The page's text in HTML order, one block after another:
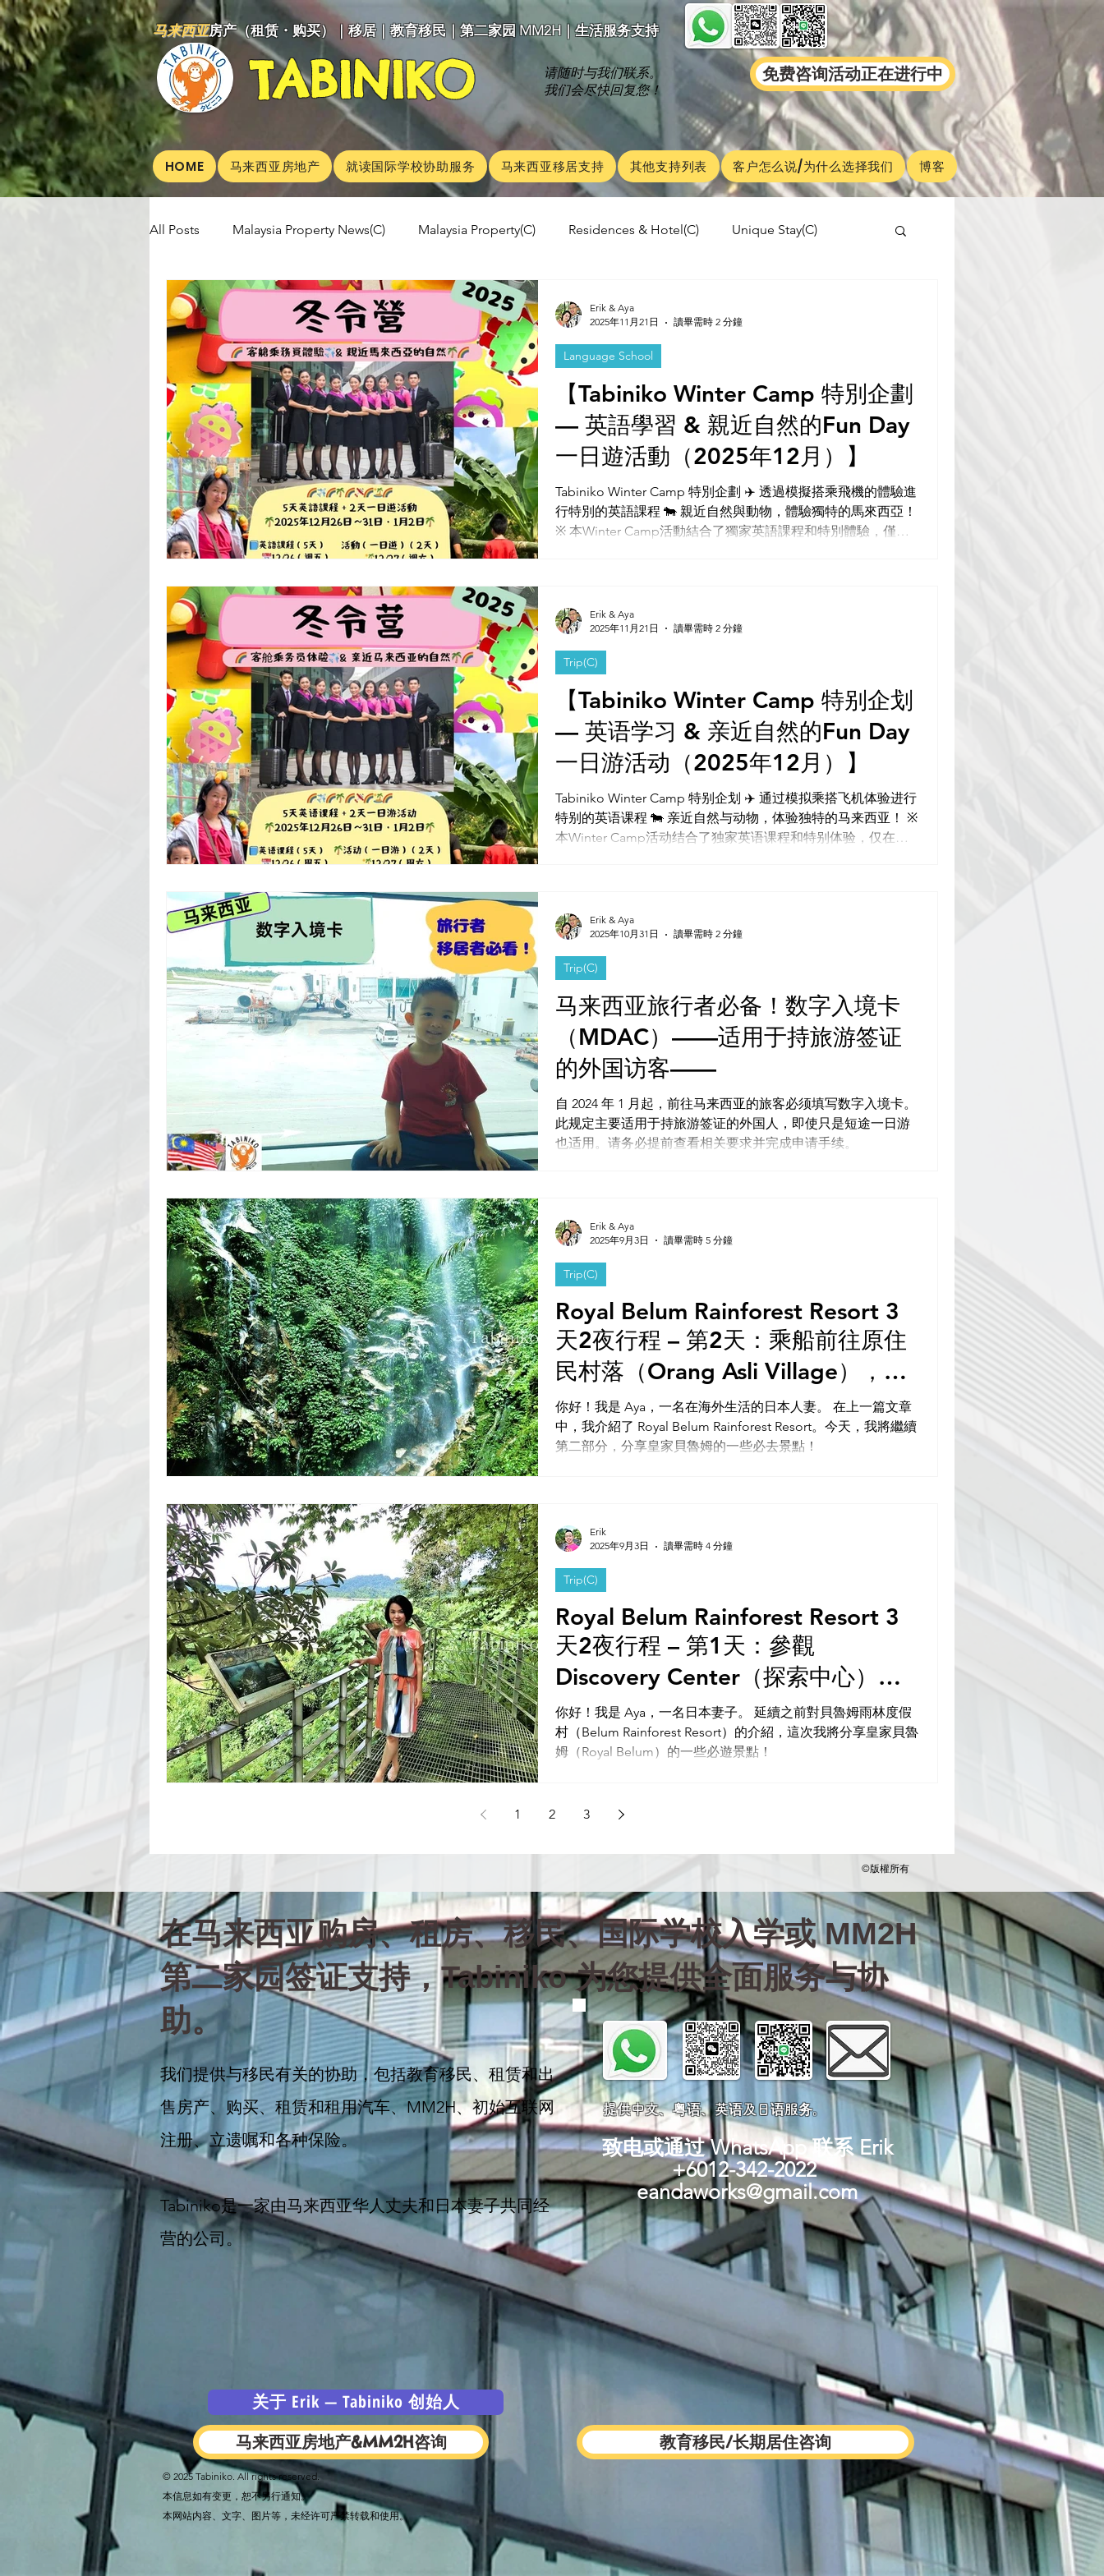
马来西亚房产（租赁・购买）｜移居｜教育移民｜第二家园 MM2H｜生活服务支持
TABINIKO
请随时与我们联系。
我们会尽快回复您！
免费咨询活动正在进行中
HOME 马来西亚房地产 就读国际学校协助服务 马来西亚移居支持 其他支持列表 客户怎么说/为什么选择我们 博客
All Posts Malaysia Property News(C) Malaysia Property(C) Residences & Hotel(C) Unique Stay(C)
Aunty Aya Blog(C) Aunty Aya's kitchen(C) Trip(C)
Event Workshop(C) International School(C) University Malaysia News
【Tabiniko Winter Camp 特別企劃
— 英語學習 & 親近自然的Fun Day
一日遊活動（2025年12月）】
Tabiniko Winter Camp 特別企劃 ✈️ 透過模擬搭乘飛機的體驗進
行特別的英語課程 🐄 親近自然與動物，體驗獨特的馬來西亞！
※ 本Winter Camp活動結合了獨家英語課程和特別體驗，僅在
Language School
Erik & Aya
2025年11月21日
讀畢需時 2 分鐘
【Tabiniko Winter Camp 特别企划
— 英语学习 & 亲近自然的Fun Day
一日游活动（2025年12月）】
Tabiniko Winter Camp 特别企划 ✈️ 通过模拟乘搭飞机体验进行
特别的英语课程 🐄 亲近自然与动物，体验独特的马来西亚！ ※
本Winter Camp活动结合了独家英语课程和特别体验，仅在这
Trip(C)
Erik & Aya
2025年11月21日
讀畢需時 2 分鐘
马来西亚旅行者必备！数字入境卡
（MDAC）——适用于持旅游签证
的外国访客——
自 2024 年 1 月起，前往马来西亚的旅客必须填写数字入境卡。
此规定主要适用于持旅游签证的外国人，即使只是短途一日游
也适用。请务必提前查看相关要求并完成申请手续。
Trip(C)
Erik & Aya
2025年10月31日
讀畢需時 2 分鐘
Royal Belum Rainforest Resort 3
天2夜行程 – 第2天：乘船前往原住
民村落（Orang Asli Village），並
深入隱秘森林徒步，尋找大王花
（Rafflesia）和瀑布
你好！我是 Aya，一名在海外生活的日本人妻。 在上一篇文章
中，我介紹了 Royal Belum Rainforest Resort。今天，我將繼續
第二部分，分享皇家貝魯姆的一些必去景點！
Trip(C)
Erik & Aya
2025年9月3日
讀畢需時 5 分鐘
Royal Belum Rainforest Resort 3
天2夜行程 – 第1天：參觀
Discovery Center（探索中心）、
Observation Tower（觀景塔）、
Stingless Bee Farm（無刺蜜蜂農
你好！我是 Aya，一名日本妻子。 延續之前對貝魯姆雨林度假
村（Belum Rainforest Resort）的介紹，這次我將分享皇家貝魯
姆（Royal Belum）的一些必遊景點！
Trip(C)
Erik
2025年9月3日
讀畢需時 4 分鐘
1 2 3
©版權所有
在马来西亚购房、租房、移民、国际学校入学或 MM2H
第二家园签证支持，Tabiniko 为您提供全面服务与协
助。
我们提供与移民有关的协助，包括教育移民、租赁和出
售房产、购买、租赁和租用汽车、MM2H、初始互联网
注册、立遗嘱和各种保险。
Tabiniko是一家由马来西亚华人丈夫和日本妻子共同经
营的公司。
关于 Erik — Tabiniko 创始人
马来西亚房地产&MM2H咨询 教育移民/长期居住咨询
© 2025 Tabiniko. All rights reserved.
本信息如有变更，恕不另行通知。
本网站内容、文字、图片等，未经许可严禁转载和使用。
提供中文、粤语、英语及日语服务。
致电或通过 WhatsApp 联系 Erik
+6012-342-2022
eandaworks@gmail.com